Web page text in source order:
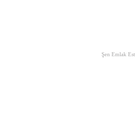
Şen Emlak